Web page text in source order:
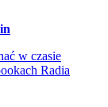
w czasie
Radia